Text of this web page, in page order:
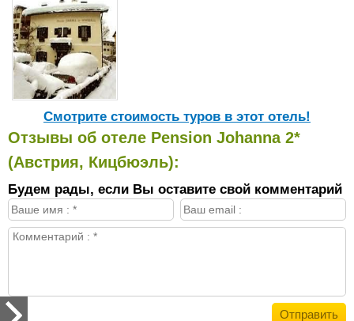
Cмотрите стоимость туров в этот отель!
Отзывы об отеле Pension Johanna 2*
(Австрия, Кицбюэль):
Будем рады, если Вы оставите свой комментарий